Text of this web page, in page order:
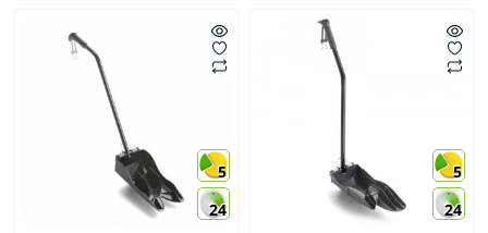
5
24
5
24